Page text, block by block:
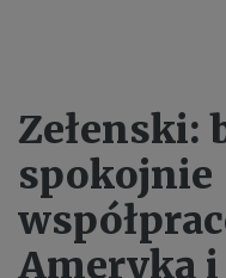
Zełenski:
spokojnie
Ameryką